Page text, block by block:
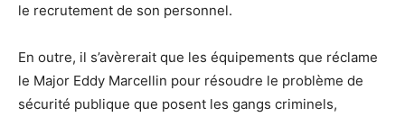
le recrutement de son personnel.
En outre, il s’avèrerait que les équipements que réclame
le Major Eddy Marcellin pour résoudre le problème de
sécurité publique que posent les gangs criminels,